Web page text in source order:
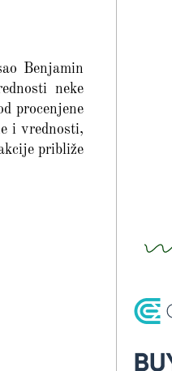
Benjamin
neke
procenjene
i vrednosti,
približe